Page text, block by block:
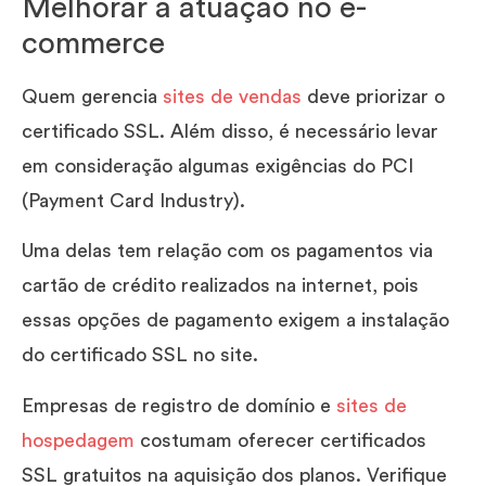
Melhorar a atuação no e-
commerce
Quem gerencia sites de vendas deve priorizar o
certificado SSL. Além disso, é necessário levar
em consideração algumas exigências do PCI
(Payment Card Industry).
Uma delas tem relação com os pagamentos via
cartão de crédito realizados na internet, pois
essas opções de pagamento exigem a instalação
do certificado SSL no site.
Empresas de registro de domínio e sites de
hospedagem costumam oferecer certificados
SSL gratuitos na aquisição dos planos. Verifique